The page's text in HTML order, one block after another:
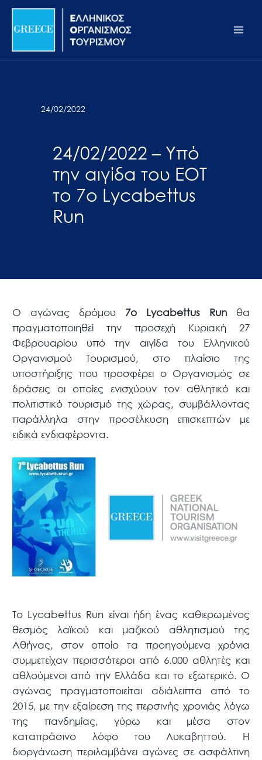
Σημείωση:
ιστότοπος
προσβασιμότητας.
Μετάβαση
περιεχόμενο
24/02/2022
24/02/2022 – Υπό
την αιγίδα του ΕΟΤ
το 7ο Lycabettus
Run
Ο αγώνας δρόμου 7ο Lycabettus Run θα
πραγματοποιηθεί την προσεχή Κυριακή 27
Φεβρουαρίου υπό την αιγίδα του Ελληνικού
Οργανισμού Τουρισμού, στο πλαίσιο της
υποστήριξης που προσφέρει ο Οργανισμός σε
δράσεις οι οποίες ενισχύουν τον αθλητικό και
πολιτιστικό τουρισμό της χώρας, συμβάλλοντας
παράλληλα στην προσέλκυση επισκεπτών με
ειδικά ενδιαφέροντα.
Το Lycabettus Run είναι ήδη ένας καθιερωμένος
θεσμός λαϊκού και μαζικού αθλητισμού της
Αθήνας, στον οποίο τα προηγούμενα χρόνια
συμμετείχαν περισσότεροι από 6.000 αθλητές και
αθλούμενοι από την Ελλάδα και το εξωτερικό. Ο
αγώνας πραγματοποιείται αδιάλειπτα από το
2015, με την εξαίρεση της περσινής χρονιάς λόγω
της πανδημίας, γύρω και μέσα στον
καταπράσινο λόφο του Λυκαβηττού. Η
διοργάνωση περιλαμβάνει αγώνες σε ασφάλτινη